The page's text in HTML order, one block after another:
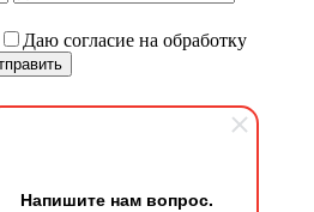
Напишите нам вопрос.
Даю согласие на обработку
с Вами,